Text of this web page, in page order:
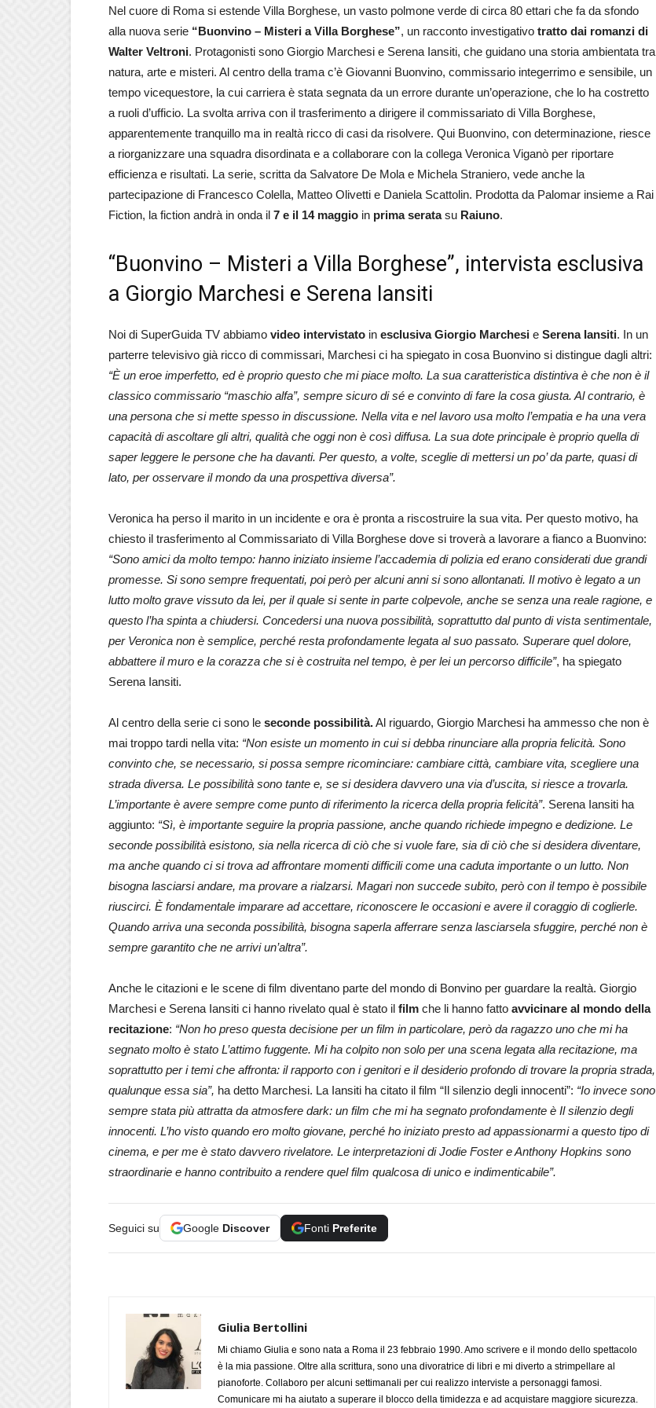
Nel cuore di Roma si estende Villa Borghese, un vasto polmone verde di circa 80 ettari che fa da sfondo
alla nuova serie “Buonvino – Misteri a Villa Borghese”, un racconto investigativo tratto dai romanzi di
Walter Veltroni. Protagonisti sono Giorgio Marchesi e Serena Iansiti, che guidano una storia ambientata tra
natura, arte e misteri. Al centro della trama c’è Giovanni Buonvino, commissario integerrimo e sensibile, un
tempo vicequestore, la cui carriera è stata segnata da un errore durante un’operazione, che lo ha costretto
a ruoli d’ufficio. La svolta arriva con il trasferimento a dirigere il commissariato di Villa Borghese,
apparentemente tranquillo ma in realtà ricco di casi da risolvere. Qui Buonvino, con determinazione, riesce
a riorganizzare una squadra disordinata e a collaborare con la collega Veronica Viganò per riportare
efficienza e risultati. La serie, scritta da Salvatore De Mola e Michela Straniero, vede anche la
partecipazione di Francesco Colella, Matteo Olivetti e Daniela Scattolin. Prodotta da Palomar insieme a Rai
Fiction, la fiction andrà in onda il 7 e il 14 maggio in prima seratasu Raiuno.
“Buonvino – Misteri a Villa Borghese”, intervista esclusiva
a Giorgio Marchesi e Serena Iansiti
Noi di SuperGuida TV abbiamo video intervistato in esclusiva Giorgio Marchesi e Serena Iansiti. In un
parterre televisivo già ricco di commissari, Marchesi ci ha spiegato in cosa Buonvino si distingue dagli altri:
“È un eroe imperfetto, ed è proprio questo che mi piace molto. La sua caratteristica distintiva è che non è il
classico commissario “maschio alfa”, sempre sicuro di sé e convinto di fare la cosa giusta. Al contrario, è
una persona che si mette spesso in discussione. Nella vita e nel lavoro usa molto l’empatia e ha una vera
capacità di ascoltare gli altri, qualità che oggi non è così diffusa. La sua dote principale è proprio quella di
saper leggere le persone che ha davanti. Per questo, a volte, sceglie di mettersi un po’ da parte, quasi di
lato, per osservare il mondo da una prospettiva diversa”.
Veronica ha perso il marito in un incidente e ora è pronta a riscostruire la sua vita. Per questo motivo, ha
chiesto il trasferimento al Commissariato di Villa Borghese dove si troverà a lavorare a fianco a Buonvino:
“Sono amici da molto tempo: hanno iniziato insieme l’accademia di polizia ed erano considerati due grandi
promesse. Si sono sempre frequentati, poi però per alcuni anni si sono allontanati. Il motivo è legato a un
lutto molto grave vissuto da lei, per il quale si sente in parte colpevole, anche se senza una reale ragione, e
questo l’ha spinta a chiudersi. Concedersi una nuova possibilità, soprattutto dal punto di vista sentimentale,
per Veronica non è semplice, perché resta profondamente legata al suo passato. Superare quel dolore,
abbattere il muro e la corazza che si è costruita nel tempo, è per lei un percorso difficile”, ha spiegato
Serena Iansiti.
Al centro della serie ci sono le seconde possibilità.Al riguardo, Giorgio Marchesi ha ammesso che non è
mai troppo tardi nella vita: “Non esiste un momento in cui si debba rinunciare alla propria felicità. Sono
convinto che, se necessario, si possa sempre ricominciare: cambiare città, cambiare vita, scegliere una
strada diversa. Le possibilità sono tante e, se si desidera davvero una via d’uscita, si riesce a trovarla.
L’importante è avere sempre come punto di riferimento la ricerca della propria felicità”. Serena Iansiti ha
aggiunto: “Sì, è importante seguire la propria passione, anche quando richiede impegno e dedizione. Le
seconde possibilità esistono, sia nella ricerca di ciò che si vuole fare, sia di ciò che si desidera diventare,
ma anche quando ci si trova ad affrontare momenti difficili come una caduta importante o un lutto. Non
bisogna lasciarsi andare, ma provare a rialzarsi. Magari non succede subito, però con il tempo è possibile
riuscirci. È fondamentale imparare ad accettare, riconoscere le occasioni e avere il coraggio di coglierle.
Quando arriva una seconda possibilità, bisogna saperla afferrare senza lasciarsela sfuggire, perché non è
sempre garantito che ne arrivi un’altra”.
Anche le citazioni e le scene di film diventano parte del mondo di Bonvino per guardare la realtà. Giorgio
Marchesi e Serena Iansiti ci hanno rivelato qual è stato il film che li hanno fatto avvicinare al mondo della
recitazione: “Non ho preso questa decisione per un film in particolare, però da ragazzo uno che mi ha
segnato molto è stato L’attimo fuggente. Mi ha colpito non solo per una scena legata alla recitazione, ma
soprattutto per i temi che affronta: il rapporto con i genitori e il desiderio profondo di trovare la propria strada,
qualunque essa sia”, ha detto Marchesi. La Iansiti ha citato il film “Il silenzio degli innocenti”: “Io invece sono
sempre stata più attratta da atmosfere dark: un film che mi ha segnato profondamente è Il silenzio degli
innocenti. L’ho visto quando ero molto giovane, perché ho iniziato presto ad appassionarmi a questo tipo di
cinema, e per me è stato davvero rivelatore. Le interpretazioni di Jodie Foster e Anthony Hopkins sono
straordinarie e hanno contribuito a rendere quel film qualcosa di unico e indimenticabile”.
Seguici su Google Discover Fonti Preferite
Giulia Bertollini
Mi chiamo Giulia e sono nata a Roma il 23 febbraio 1990. Amo scrivere e il mondo dello spettacolo
è la mia passione. Oltre alla scrittura, sono una divoratrice di libri e mi diverto a strimpellare al
pianoforte. Collaboro per alcuni settimanali per cui realizzo interviste a personaggi famosi.
Comunicare mi ha aiutato a superare il blocco della timidezza e ad acquistare maggiore sicurezza.